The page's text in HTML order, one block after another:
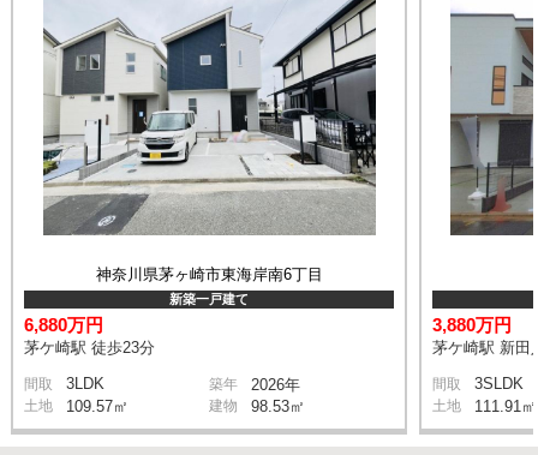
神奈川県茅ヶ崎市東海岸南6丁目
新築一戸建て
6,880万円
茅ケ崎駅 徒歩23分
間取 3LDK 築年 2026年
土地 109.57㎡ 建物 98.53㎡
3,880万円
茅ケ崎駅 新田
間取 3SLDK
土地 111.91㎡